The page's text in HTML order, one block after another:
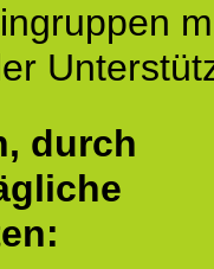
durch